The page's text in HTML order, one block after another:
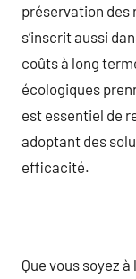
préservation des
s’inscrit aussi
coûts à long
écologiques
est essentiel de
adoptant des
efficacité.
Que vous soyez